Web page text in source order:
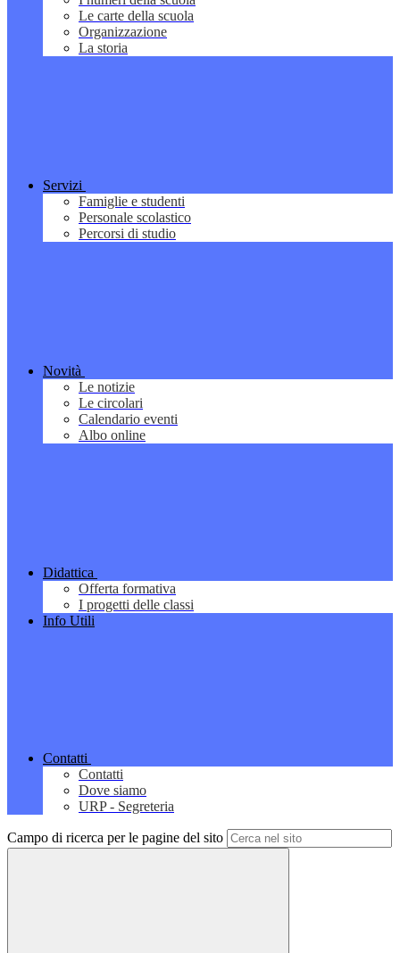
Le carte della scuola
Organizzazione
La storia
Servizi
Famiglie e studenti
Personale scolastico
Percorsi di studio
Novità
Le notizie
Le circolari
Calendario eventi
Albo online
Didattica
Offerta formativa
I progetti delle classi
Info Utili
Contatti
Contatti
Dove siamo
URP - Segreteria
Campo di ricerca per le pagine del sito